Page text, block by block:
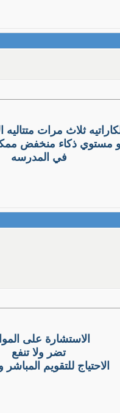
الكاراتيه ثلاث مرات
مستوي ذكاء منخفض
في المدرسه
الاستشارة على
تضر ولا تنفع
الاحتياج للتقويم